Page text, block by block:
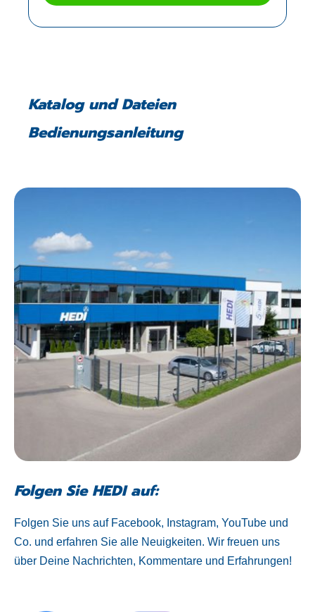
Katalog und Dateien
Bedienungsanleitung
Folgen Sie HEDI auf:
Folgen Sie uns auf Facebook, Instagram, YouTube und
Co. und erfahren Sie alle Neuigkeiten. Wir freuen uns
über Deine Nachrichten, Kommentare und Erfahrungen!